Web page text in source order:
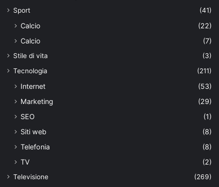
Sport
(41)
Calcio
(22)
Calcio
(7)
Stile di vita
(3)
Tecnologia
(211)
Internet
(53)
Marketing
(29)
SEO
(1)
Siti web
(8)
Telefonia
(8)
TV
(2)
Televisione (269)